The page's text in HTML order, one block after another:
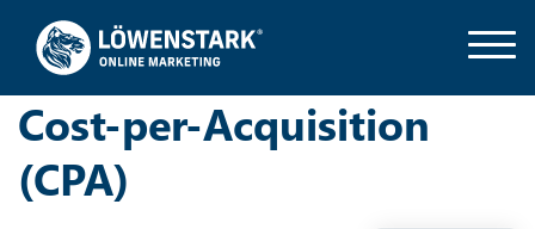
Cost-per-Acquisition
(CPA)